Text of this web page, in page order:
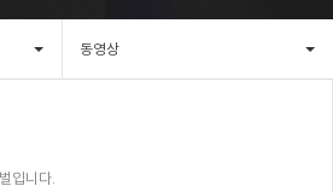
동영상
입니다.